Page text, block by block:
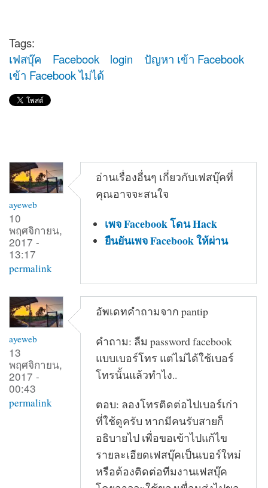
Tags:
เฟสบุ๊ค
Facebook login
ปัญหา เข้า Facebook
เข้า Facebook ไม่ได้
ayeweb
10
พฤศจิกายน,
2017 -
13:17
permalink
อ่านเรื่องอื่นๆ เกี่ยวกับเฟสบุ๊คที่
คุณอาจจะสนใจ
เพจ Facebook โดน Hack
ยืนยันเพจ Facebook ให้ผ่าน
ayeweb
13
พฤศจิกายน,
2017 -
00:43
permalink
อัพเดทคำถามจาก pantip
คำถาม: ลืม password facebook
แบบเบอร์โทร แต่ไม่ได้ใช้เบอร์
โทรนั้นแล้วทำไง..
ตอบ: ลองโทรติดต่อไปเบอร์เก่า
ที่ใช้ดูครับ หากมีคนรับสายก็
อธิบายไป เพื่อขอเข้าไปแก้ไข
รายละเอียดเฟสบุ๊คเป็นเบอร์ใหม่
หรือต้องติดต่อทีมงานเฟสบุ๊ค